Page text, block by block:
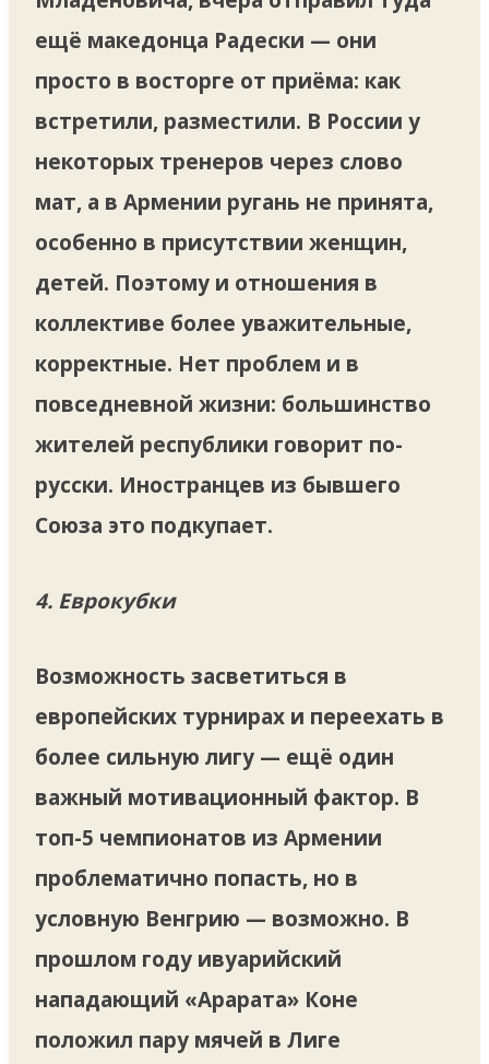
ещё македонца Радески — они
просто в восторге от приёма: как
встретили, разместили. В России у
некоторых тренеров через слово
мат, а в Армении ругань не принята,
особенно в присутствии женщин,
детей. Поэтому и отношения в
коллективе более уважительные,
корректные. Нет проблем и в
повседневной жизни: большинство
жителей республики говорит по-
русски. Иностранцев из бывшего
Союза это подкупает.
4. Еврокубки
Возможность засветиться в
европейских турнирах и переехать в
более сильную лигу — ещё один
важный мотивационный фактор. В
топ-5 чемпионатов из Армении
проблематично попасть, но в
условную Венгрию — возможно. В
прошлом году ивуарийский
нападающий «Арарата» Коне
положил пару мячей в Лиге